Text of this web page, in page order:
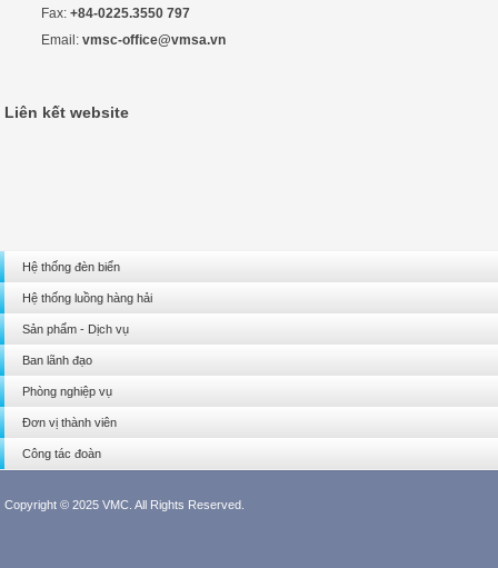
Fax:+84-0225.3550 797
Email:vmsc-office@vmsa.vn
Liên kết website
Hệ thống đèn biển
Hệ thống luồng hàng hải
Sản phẩm - Dịch vụ
Ban lãnh đạo
Phòng nghiệp vụ
Đơn vị thành viên
Công tác đoàn
Copyright © 2025 VMC. All Rights Reserved.